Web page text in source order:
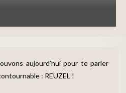
aujourd’hui pour te parler
: REUZEL !